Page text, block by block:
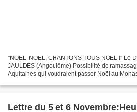
"NOEL, NOEL, CHANTONS-TOUS NOEL !" Le
JAULDES (Angoulême) Possibilité de
Aquitaines qui voudraient passer Noël au
Lettre du 5 et 6